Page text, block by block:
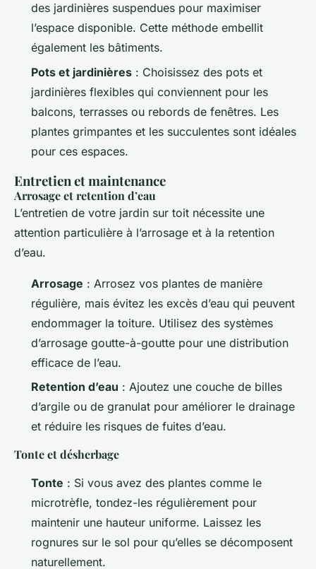
des jardinières suspendues pour maximiser
l’espace disponible. Cette méthode embellit
également les bâtiments.
Pots et jardinières : Choisissez des pots et
jardinières flexibles qui conviennent pour les
balcons, terrasses ou rebords de fenêtres. Les
plantes grimpantes et les succulentes sont idéales
pour ces espaces.
Entretien et maintenance
Arrosage et retention d’eau
L’entretien de votre jardin sur toit nécessite une
attention particulière à l’arrosage et à la retention
d’eau.
Arrosage : Arrosez vos plantes de manière
régulière, mais évitez les excès d’eau qui peuvent
endommager la toiture. Utilisez des systèmes
d’arrosage goutte-à-goutte pour une distribution
efficace de l’eau.
Retention d’eau : Ajoutez une couche de billes
d’argile ou de granulat pour améliorer le drainage
et réduire les risques de fuites d’eau.
Tonte et désherbage
Tonte : Si vous avez des plantes comme le
microtrèfle, tondez-les régulièrement pour
maintenir une hauteur uniforme. Laissez les
rognures sur le sol pour qu’elles se décomposent
naturellement.